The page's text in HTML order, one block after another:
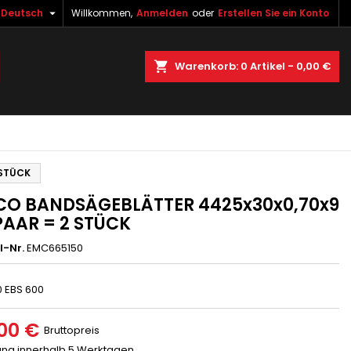
Willkommen, Anmelden oder Erstellen Sie ein Konto
Deutsch 
Warenkorb 0 Artikel - 0,00 €
BANDSÄGEBLÄTTER 4425x30x0,70x9
= 2 STÜCK
Nr.EMC665150
EBS 600
€ Bruttopreis